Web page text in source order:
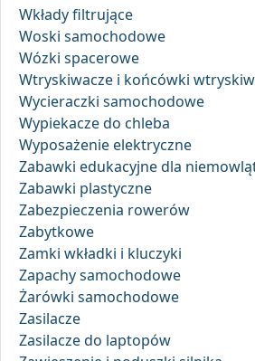
Wkłady filtrujące
Woski samochodowe
Wózki spacerowe
Wtryskiwacze i końcówki
Wycieraczki samochodowe
Wypiekacze do chleba
Wyposażenie elektryczne
Zabawki edukacyjne dla
Zabawki plastyczne
Zabezpieczenia rowerów
Zabytkowe
Zamki wkładki i kluczyki
Zapachy samochodowe
Żarówki samochodowe
Zasilacze
Zasilacze do laptopów